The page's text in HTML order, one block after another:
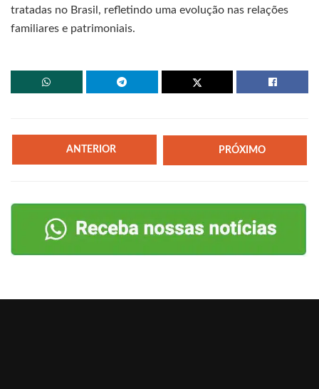
tratadas no Brasil, refletindo uma evolução nas relações
familiares e patrimoniais.
ANTERIOR PRÓXIMO